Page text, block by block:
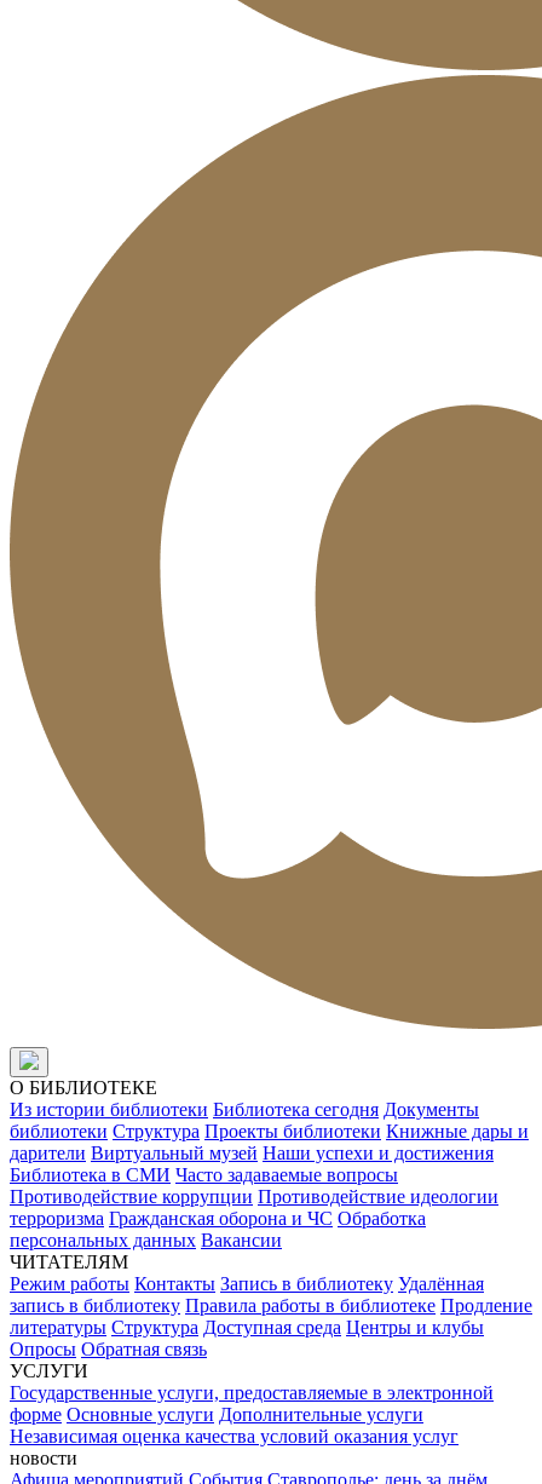
О БИБЛИОТЕКЕ
Из истории библиотеки Библиотека сегодня Документы
библиотеки Структура Проекты библиотеки Книжные дары и
дарители Виртуальный музей Наши успехи и достижения
Библиотека в СМИ Часто задаваемые вопросы
Противодействие коррупции Противодействие идеологии
терроризма Гражданская оборона и ЧС Обработка
персональных данных Вакансии
ЧИТАТЕЛЯМ
Режим работы Контакты Запись в библиотеку Удалённая
запись в библиотеку Правила работы в библиотеке Продление
литературы Структура Доступная среда Центры и клубы
Опросы Обратная связь
УСЛУГИ
Государственные услуги, предоставляемые в электронной
форме Основные услуги Дополнительные услуги
Независимая оценка качества условий оказания услуг
новости
Афиша мероприятий События Ставрополье: день за днём